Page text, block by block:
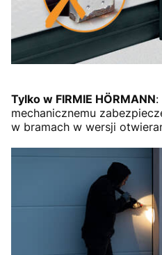
Tylko w FIRMIE HÖRMANN:
mechanicznemu
w bramach w wersji